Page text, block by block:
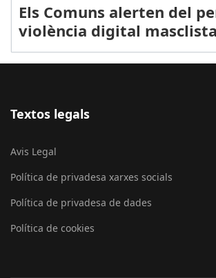
Els Comuns alerten del
violència digital masclista
Textos legals
Avis Legal
Política de privadesa xarxes socials
Política de privadesa de dades
Política de cookies